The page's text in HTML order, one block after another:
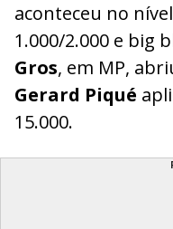
aconteceu no
1.000/2.000 e big
Gros, em MP,
Gerard Piqué
15.000.